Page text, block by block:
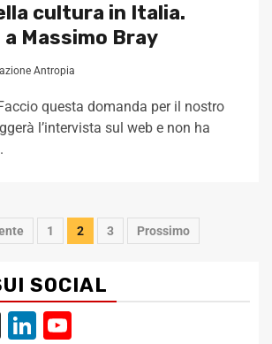
cultura in Italia.
Massimo Bray
Antropia
questa domanda per il nostro
l’intervista sul web e non ha
1 2 3 Prossimo
SOCIAL
TikTokLinkedIn